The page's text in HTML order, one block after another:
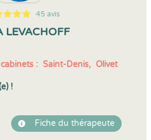
45 avis
LEVACHOFF
: Saint-Denis, Olivet
!
Fiche du thérapeute